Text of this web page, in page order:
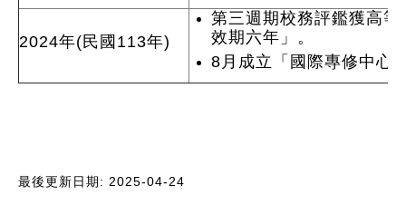
2024年(民國113年)
第三週期校務評鑑獲高
效期六年」。
8月成立「國際專修中心
最後更新日期: 2025-04-24